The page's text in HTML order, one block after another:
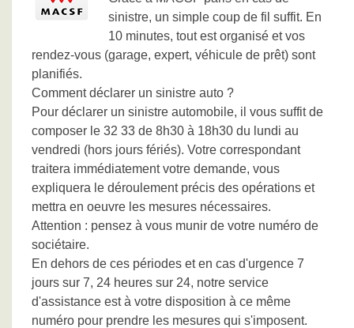
sinistre, un simple coup de fil suffit. En
10 minutes, tout est organisé et vos
rendez-vous (garage, expert, véhicule de prêt) sont
planifiés.
Comment déclarer un sinistre auto ?
Pour déclarer un sinistre automobile, il vous suffit de
composer le 32 33 de 8h30 à 18h30 du lundi au
vendredi (hors jours fériés). Votre correspondant
traitera immédiatement votre demande, vous
expliquera le déroulement précis des opérations et
mettra en oeuvre les mesures nécessaires.
Attention : pensez à vous munir de votre numéro de
sociétaire.
En dehors de ces périodes et en cas d'urgence 7
jours sur 7, 24 heures sur 24, notre service
d'assistance est à votre disposition à ce même
numéro pour prendre les mesures qui s'imposent.